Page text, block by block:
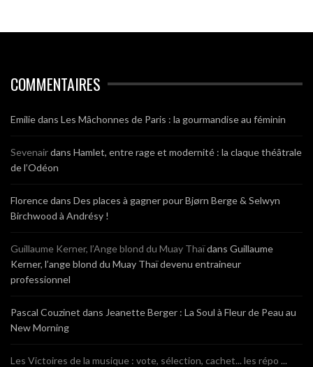
COMMENTAIRES
Emiliedans Les Mâchonnes de Paris : la gourmandise au féminin
Sevenairdans Hamlet, entre rage et modernité : la claque théâtrale
de l’Odéon
Florencedans Des places à gagner pour Bjørn Berge & Selwyn
Birchwood à Andrésy !
Guillaume Kerner, l’Ange blond du Muay Thaïdans Guillaume
Kerner, l’ange blond du Muay Thaï devenu entraineur
professionnel
Pascal Couzinet dans Jeanette Berger : La Soul à Fleur de Peau au
New Morning
Les Victoires de la musique : vote, sélection, cachet... les répo ...